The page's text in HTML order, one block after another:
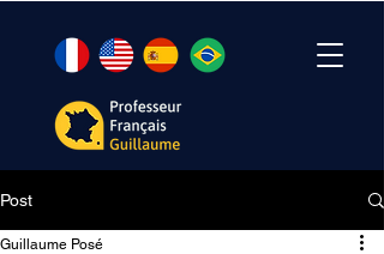
Post
Guillaume Posé